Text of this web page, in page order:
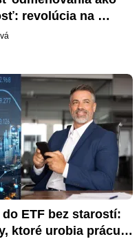
revolúcia na
práce
ETF bez starostí:
ktoré urobia prácu